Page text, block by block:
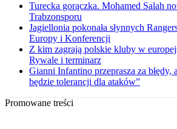
Turecka gorączka. Mohamed Salah
Trabzonsporu
Jagiellonia pokonała słynnych
Europy i Konferencji
Z kim zagrają polskie kluby w
Rywale i terminarz
Gianni Infantino przeprasza za błędy,
będzie tolerancji dla ataków”
Promowane treści